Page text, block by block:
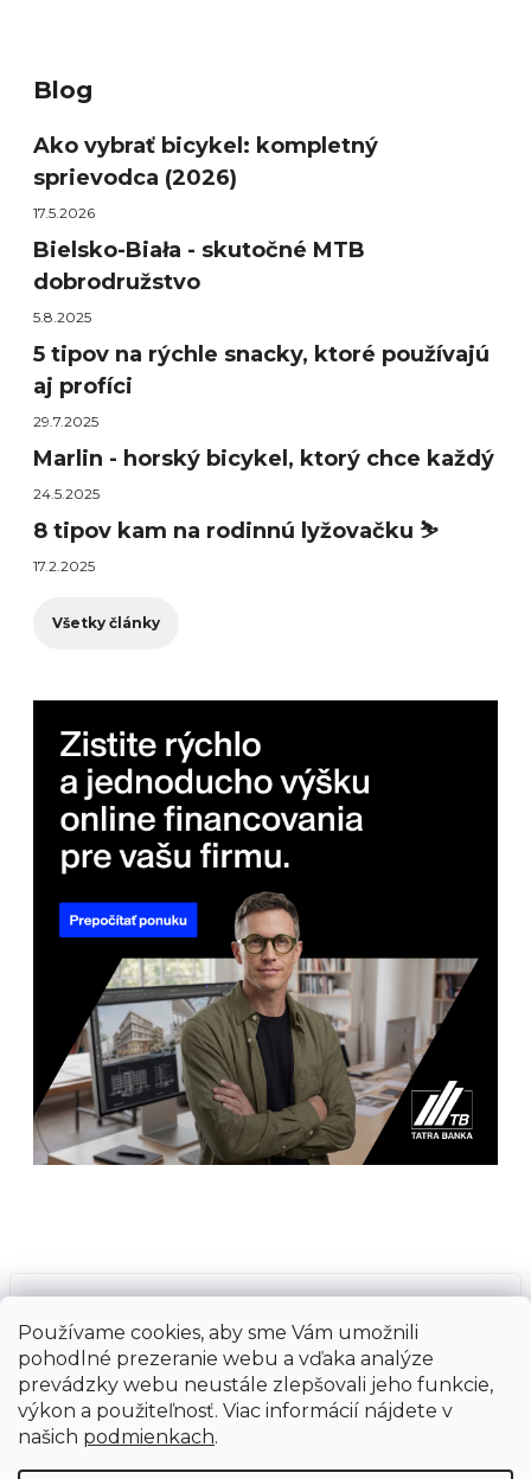
Používame cookies, aby sme Vám umožnili
pohodlné prezeranie webu a vďaka analýze
prevádzky webu neustále zlepšovali jeho funkcie,
výkon a použiteľnosť. Viac informácií nájdete v
našich podmienkach.
Blog
Ako vybrať bicykel: kompletný
sprievodca (2026)
17.5.2026
Bielsko-Biała - skutočné MTB
dobrodružstvo
5.8.2025
5 tipov na rýchle snacky, ktoré používajú
aj profíci
29.7.2025
Marlin - horský bicykel, ktorý chce každý
24.5.2025
8 tipov kam na rodinnú lyžovačku ⛷️
17.2.2025
Všetky články